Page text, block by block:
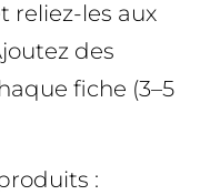
reliez-les aux
des
fiche (3–5
: